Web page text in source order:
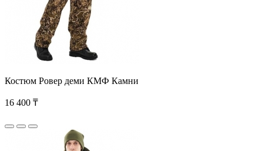
Костюм Ровер деми КМФ Камни
16 400 ₸